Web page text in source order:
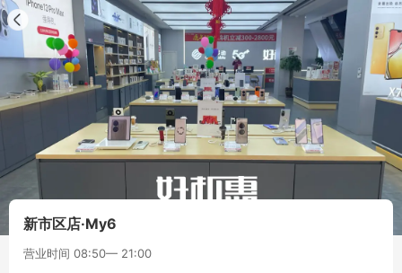
新市区店·My6
营业时间 08:50— 21:00